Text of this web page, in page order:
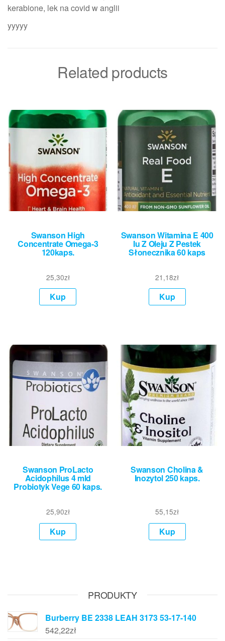
kerabione, lek na covid w anglii
yyyyy
Related products
Swanson High
Concentrate Omega-3
120kaps.
25,30zł
Kup
Swanson Witamina E 400
Iu Z Oleju Z Pestek
Słonecznika 60 kaps
21,18zł
Kup
Swanson ProLacto
Acidophilus 4 mld
Probiotyk Vege 60 kaps.
25,90zł
Kup
Swanson Cholina &
Inozytol 250 kaps.
55,15zł
Kup
PRODUKTY
Burberry BE 2338 LEAH 3173 53-17-140
542,22zł